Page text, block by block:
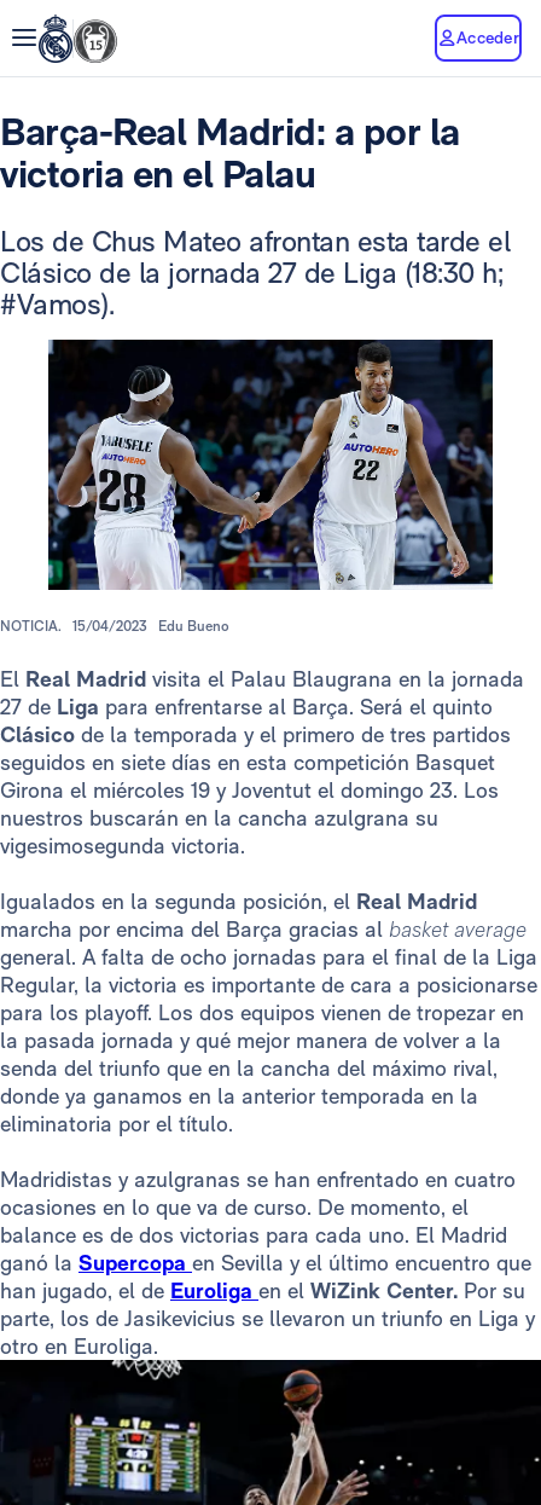
Acceder
Barça-Real Madrid: a por la
victoria en el Palau
Los de Chus Mateo afrontan esta tarde el
Clásico de la jornada 27 de Liga (18:30 h;
#Vamos).
NOTICIA. 15/04/2023 Edu Bueno
El Real Madrid visita el Palau Blaugrana en la jornada
27 de Liga para enfrentarse al Barça. Será el quinto
Clásico de la temporada y el primero de tres partidos
seguidos en siete días en esta competición Basquet
Girona el miércoles 19 y Joventut el domingo 23. Los
nuestros buscarán en la cancha azulgrana su
vigesimosegunda victoria.
Igualados en la segunda posición, el Real Madrid
marcha por encima del Barça gracias al basket average
general. A falta de ocho jornadas para el final de la Liga
Regular, la victoria es importante de cara a posicionarse
para los playoff. Los dos equipos vienen de tropezar en
la pasada jornada y qué mejor manera de volver a la
senda del triunfo que en la cancha del máximo rival,
donde ya ganamos en la anterior temporada en la
eliminatoria por el título.
Madridistas y azulgranas se han enfrentado en cuatro
ocasiones en lo que va de curso. De momento, el
balance es de dos victorias para cada uno. El Madrid
ganó la Supercopa en Sevilla y el último encuentro que
han jugado, el de Euroliga en el WiZink Center. Por su
parte, los de Jasikevicius se llevaron un triunfo en Liga y
otro en Euroliga.